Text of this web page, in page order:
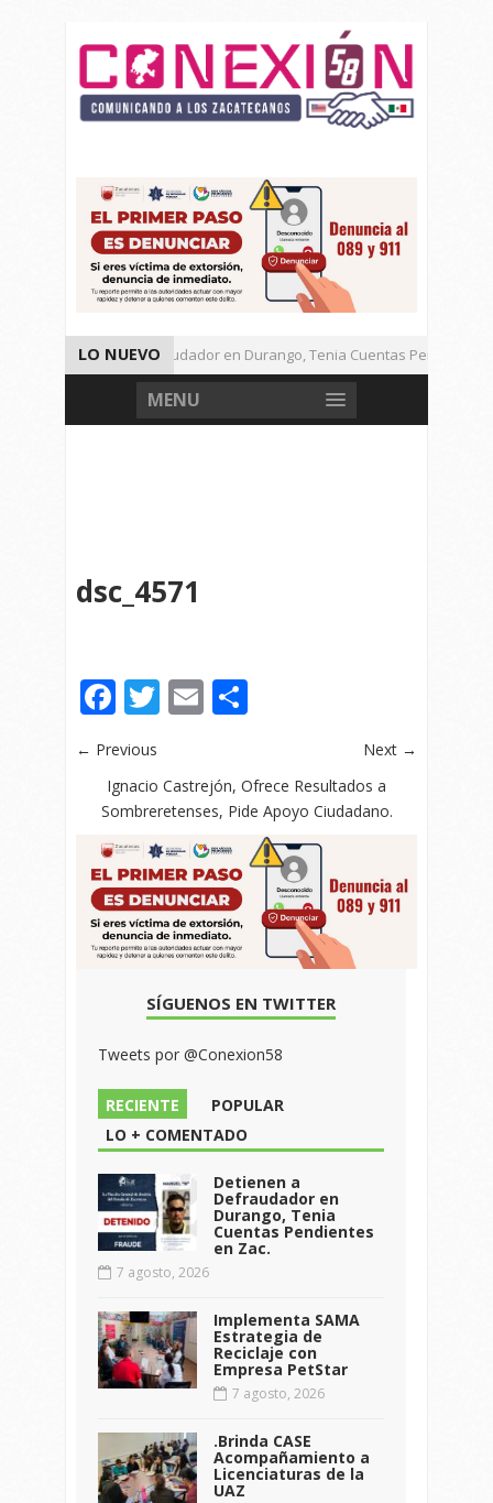
LO NUEVO
Detienen a Defraudador en Durango, Tenia Cuentas Pendientes
Presenta Presidenta Sheinbaum, 10 Acciones Para Explotación
MENU
dsc_4571
Facebook
Twitter
Email
← Previous
Next →
Ignacio Castrejón, Ofrece Resultados a
Sombreretenses, Pide Apoyo Ciudadano.
SÍGUENOS EN TWITTER
Tweets por @Conexion58
RECIENTE
POPULAR
LO + COMENTADO
Detienen a
Defraudador en
Durango, Tenia
Cuentas Pendientes
en Zac.
7 agosto, 2026
Implementa SAMA
Estrategia de
Reciclaje con
Empresa PetStar
7 agosto, 2026
.Brinda CASE
Acompañamiento a
Licenciaturas de la
UAZ